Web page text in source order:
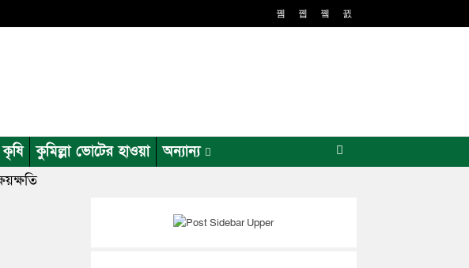
কৃষি কুমিল্লা ভোটের হাওয়া
অন্যান্য